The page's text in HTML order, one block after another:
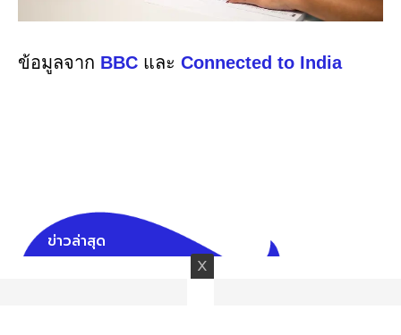
ข้อมูลจาก BBC และ Connected to India
ข่าวล่าสุด